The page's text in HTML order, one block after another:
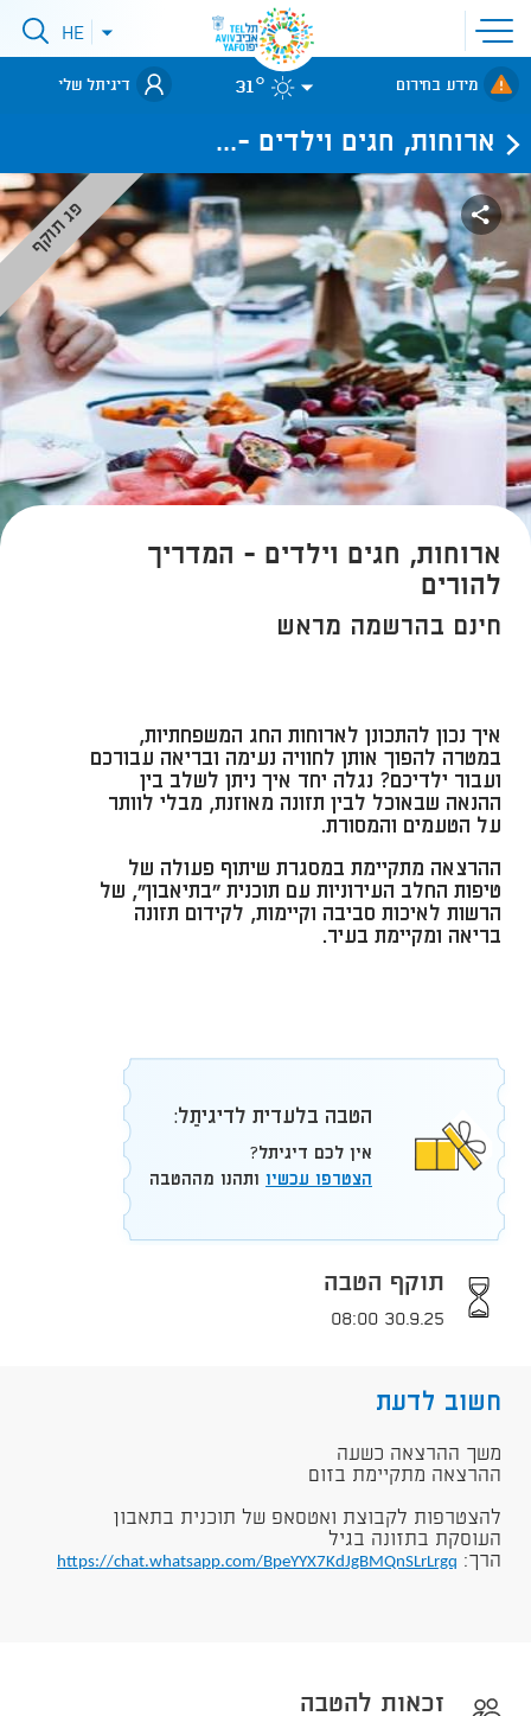
פתיחת
תפריט
אתר
לאתר עיריית
תל-אביב
פתיחתHE
מידע בחירום 31° דיגיתל שלי
ארוחות, חגים וילדים -...
פג תוקף
ארוחות, חגים וילדים - המדריך
להורים
חינם בהרשמה מראש
איך נכון להתכונן לארוחות החג המשפחתיות,
במטרה להפוך אותן לחוויה נעימה ובריאה עבורכם
ועבור ילדיכם? נגלה יחד איך ניתן לשלב בין
ההנאה שבאוכל לבין תזונה מאוזנת, מבלי לוותר
על הטעמים והמסורת.
ההרצאה מתקיימת במסגרת שיתוף פעולה של
טיפות החלב העירוניות עם תוכנית "בתיאבון", של
הרשות לאיכות סביבה וקיימות, לקידום תזונה
בריאה ומקיימת בעיר.​
הטבה בלעדית לדיגיתֵל:
אין לכם דיגיתל?
הצטרפו עכשיו ותהנו מההטבה
תוקף הטבה
30.9.25 08:00
חשוב לדעת
​משך ההרצאה כשעה
ההרצאה מתקיימת בזום​
להצטרפות לקבוצת ואטסאפ של תוכנית בתאבון
העוסקת בתזונה בגיל
הרך: https://chat.whatsapp.com/BpeYYX7KdJgBMQnSLrLrgq
זכאות להטבה